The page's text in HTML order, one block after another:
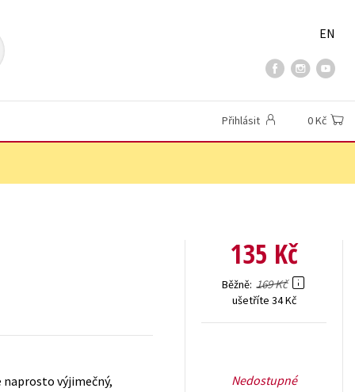
EN
Přihlásit 0 Kč
naprosto výjimečný,
135 Kč
Běžně 169 Kč
ušetříte 34 Kč
Nedostupné